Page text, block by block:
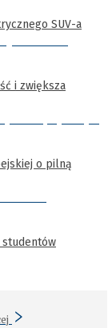
SUV-a
i zwiększa
o pilną
studentów